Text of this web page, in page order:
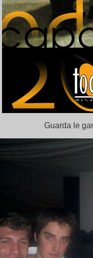
Guarda le